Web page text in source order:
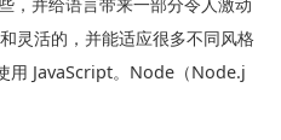
灵活的，并能适应很多不同风格
用 JavaScript。Node（Node.j